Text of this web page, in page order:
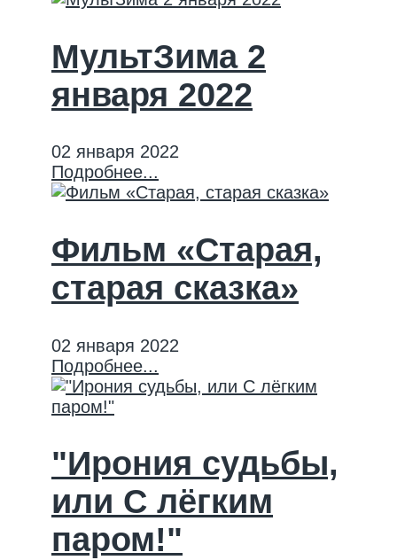
МультЗима 2
января 2022
02 января 2022
Подробнее...
Фильм «Старая,
старая сказка»
02 января 2022
Подробнее...
"Ирония судьбы,
или С лёгким
паром!"